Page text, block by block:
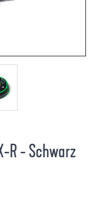
R - Schwarz